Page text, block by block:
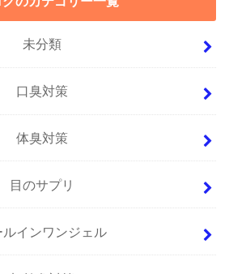
未分類
口臭対策
体臭対策
目のサプリ
ルインワンジェル